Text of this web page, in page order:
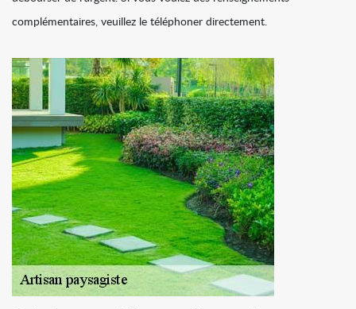
complémentaires, veuillez le téléphoner directement.